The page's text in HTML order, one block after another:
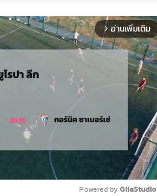
arrow_forward_ios อ่านเพิ่มเติม
Powered by